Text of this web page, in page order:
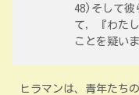
48)そして彼
て，『わた
ことを疑い
ヒラマンは、青年たち